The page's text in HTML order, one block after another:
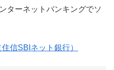
ターネットバンキングでソ
信SBIネット銀行）